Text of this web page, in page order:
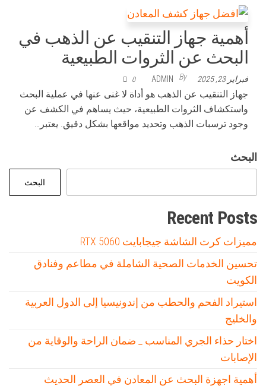
أهمية جهاز التنقيب عن الذهب في
البحث عن الثروات الطبيعية
فبراير 23, 2025 By
ADMIN
0
جهاز التنقيب عن الذهب هو أداة لا غنى عنها في عملية البحث
واستكشاف الثروات الطبيعية، حيث يساهم في الكشف عن
وجود ترسبات الذهب وتحديد مواقعها بشكل دقيق. يعتبر…
البحث
البحث
Recent Posts
مميزات كرت الشاشة جيجابايت RTX 5060
تحسين الخدمات الصحية الشاملة في مطاعم وفنادق
الكويت
استيراد الفحم والحطب من إندونيسيا إلى الدول العربية
والخليج
اختار حذاء الجري المناسب _ ضمان الراحة والوقاية من
الإصابات
أهمية اجهزة البحث عن المعادن في العصر الحديث